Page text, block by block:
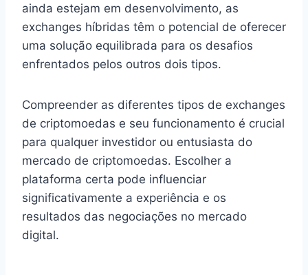
ainda estejam em desenvolvimento, as
exchanges híbridas têm o potencial de oferecer
uma solução equilibrada para os desafios
enfrentados pelos outros dois tipos.
Compreender as diferentes tipos de exchanges
de criptomoedas e seu funcionamento é crucial
para qualquer investidor ou entusiasta do
mercado de criptomoedas. Escolher a
plataforma certa pode influenciar
significativamente a experiência e os
resultados das negociações no mercado
digital.